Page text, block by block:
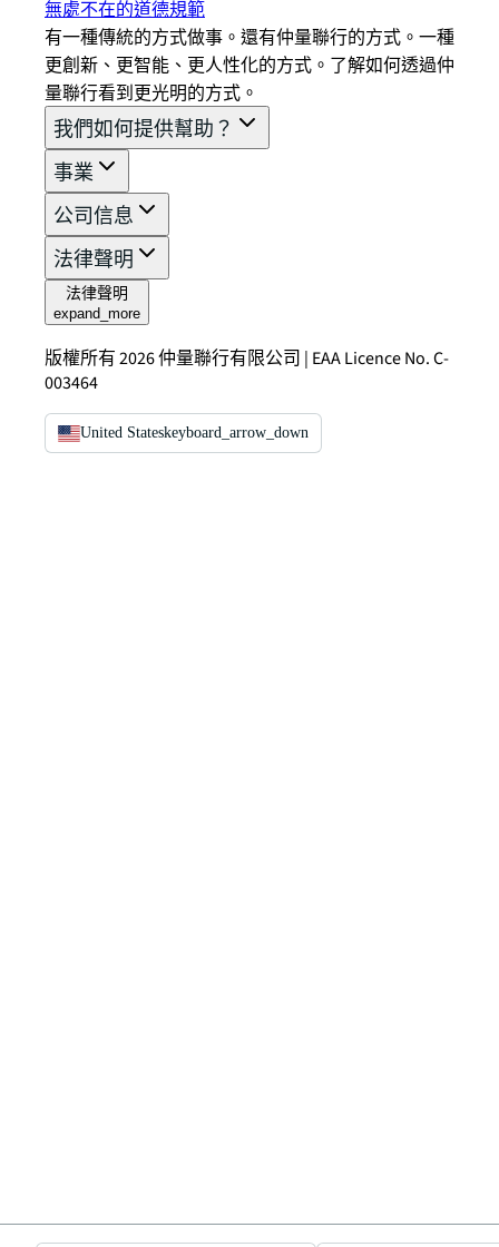
無處不在的道德規範
有一種傳統的方式做事。還有仲量聯行的方式。一種
更創新、更智能、更人性化的方式。了解如何透過仲
量聯行看到更光明的方式。
我們如何提供幫助？
事業
公司信息
法律聲明
法律聲明
expand_more
版權所有 2026 仲量聯行有限公司 | EAA Licence No. C-
003464
United Stateskeyboard_arrow_down